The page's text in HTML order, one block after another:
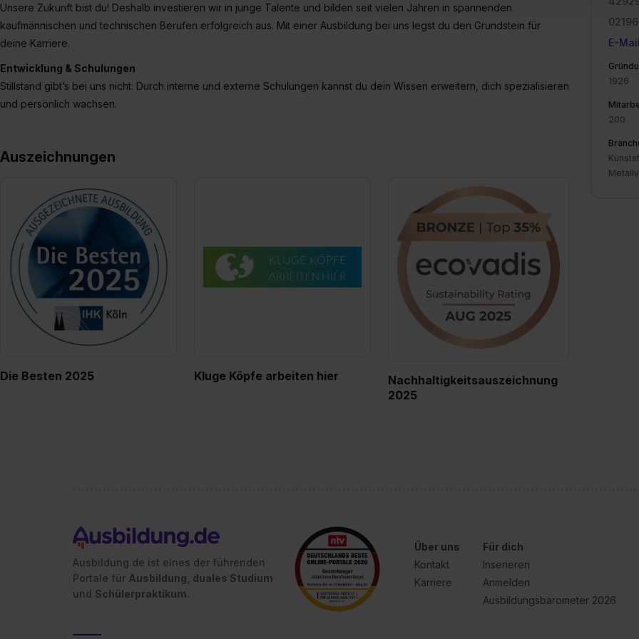
umfasst hierbei die Einwilligung zur Übermittlung deiner Daten in die USA (Art. 49 Abs. 1 S. 1
verfügen über kein angemessenes Datenschutzniveau (EuGH – Schrems II). Du kannst die
jederzeit mit Wirkung für die Zukunft ganz oder teilweise über unsere Datenschutzerklärung
E-
1926
200
Unsere Zukunft bist du! Deshalb investieren wir in junge Talente und bilden seit vielen Jahren in spannenden
kaufmännischen und technischen Berufen erfolgreich aus. Mit einer Ausbildung bei uns legst du den Grundstein für
deine Karriere.
Entwicklung & Schulungen
Stillstand gibt’s bei uns nicht: Durch interne und externe Schulungen kannst du dein Wissen erweitern, dich spezialisieren
und persönlich wachsen.
Auszeichnungen
Die Besten 2025 Kluge Köpfe arbeiten hier
Nachhaltigkeitsauszeichnung
2025
Ausbildung.de ist eines der führenden
Portale für Ausbildung, duales Studium
und Schülerpraktikum.
Über uns
Kontakt
Karriere
Für dich
Inserieren
Anmelden
Ausbildungsbarometer 2026